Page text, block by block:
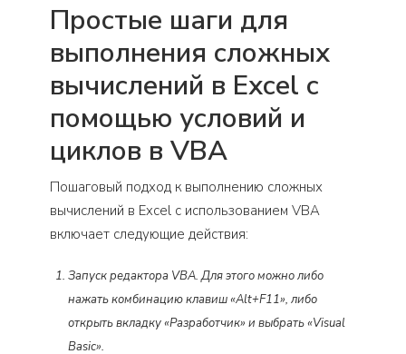
Простые шаги для
выполнения сложных
вычислений в Excel с
помощью условий и
циклов в VBA
Пошаговый подход к выполнению сложных
вычислений в Excel с использованием VBA
включает следующие действия:
Запуск редактора VBA. Для этого можно либо
нажать комбинацию клавиш «Alt+F11», либо
открыть вкладку «Разработчик» и выбрать «Visual
Basic».